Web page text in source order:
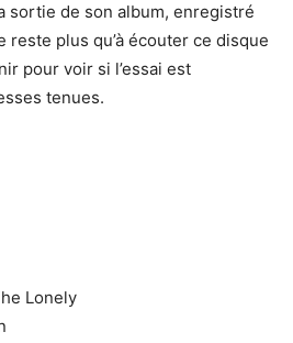
sortie de son album, enregistré
reste plus qu’à écouter ce disque
pour voir si l’essai est
tenues.
Lonely